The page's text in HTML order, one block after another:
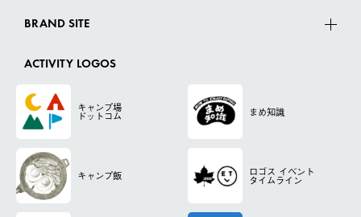
BRAND SITE
ACTIVITY LOGOS
キャンプ場
ドットコム まめ知識
キャンプ飯 ロゴス イベント
タイムライン